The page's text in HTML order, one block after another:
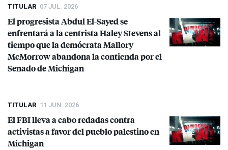
TITULAR 07 JUL. 2026
El progresista Abdul El-Sayed se
enfrentará a la centrista Haley Stevens al
tiempo que la demócrata Mallory
McMorrow abandona la contienda por el
Senado de Michigan
TITULAR 11 JUN. 2026
ElFBIlleva a cabo redadas contra
activistas a favor del pueblo palestino en
Michigan